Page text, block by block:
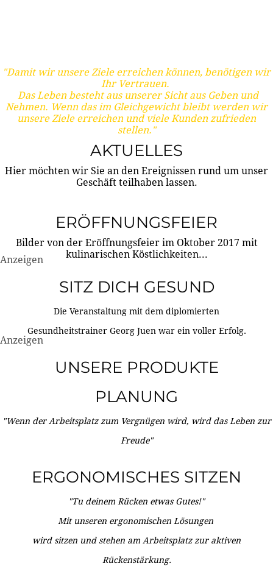
"Damit wir unsere Ziele erreichen können, benötigen wir
Ihr Vertrauen.
Das Leben besteht aus unserer Sicht aus Geben und
Nehmen. Wenn das im Gleichgewicht bleibt werden wir
unsere Ziele erreichen und viele Kunden zufrieden
stellen."
AKTUELLES
Hier möchten wir Sie an den Ereignissen rund um unser
Geschäft teilhaben lassen.
ERÖFFNUNGSFEIER
Bilder von der Eröffnungsfeier im Oktober 2017 mit
kulinarischen Köstlichkeiten...
Anzeigen
SITZ DICH GESUND
Die Veranstaltung mit dem diplomierten
Gesundheitstrainer Georg Juen war ein voller Erfolg.
Anzeigen
UNSERE PRODUKTE
PLANUNG
"Wenn der Arbeitsplatz zum Vergnügen wird, wird das Leben zur
Freude"
ERGONOMISCHES SITZEN
"Tu deinem Rücken etwas Gutes!"
Mit unseren ergonomischen Lösungen
wird sitzen und stehen am Arbeitsplatz zur aktiven
Rückenstärkung.